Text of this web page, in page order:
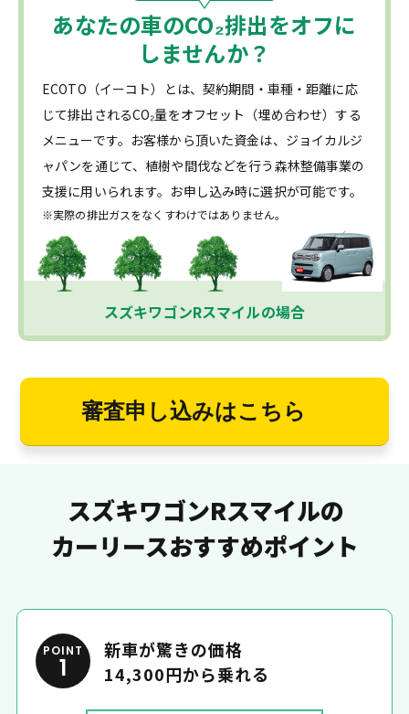
あなたの車のCO₂排出をオフに
しませんか？
ECOTO（イーコト）とは、契約期間・車種・距離に応
じて排出されるCO₂量をオフセット（埋め合わせ）する
メニューです。お客様から頂いた資金は、ジョイカルジ
ャパンを通じて、植樹や間伐などを行う森林整備事業の
支援に用いられます。お申し込み時に選択が可能です。
※実際の排出ガスをなくすわけではありません。
スズキワゴンRスマイルの場合
審査申し込みはこちら
スズキワゴンRスマイルの
カーリースおすすめポイント
POINT
1
新車が驚きの価格
14,300円から乗れる